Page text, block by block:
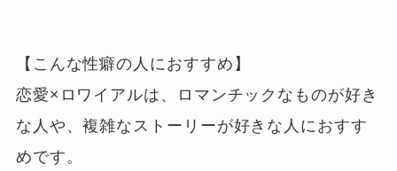
【こんな性癖の人におすすめ】
恋愛×ロワイアルは、ロマンチックなものが好き
な人や、複雑なストーリーが好きな人におすす
めです。